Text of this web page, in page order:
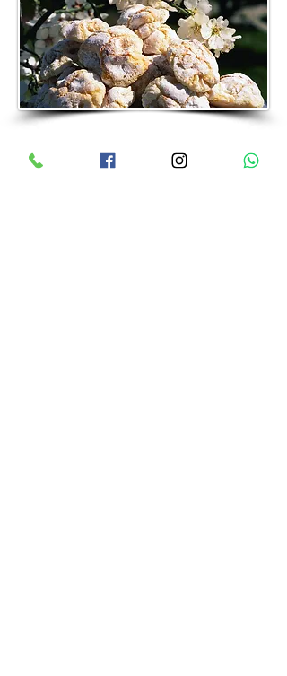
Proponiamo dolci di una tradizione che
ha pochi e eguali nel mondo.